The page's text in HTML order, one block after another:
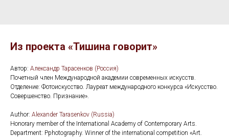
Из проекта «Тишина говорит»
Автор: Александр Тарасенков (Россия)
Почетный член Международной академии современных искусств.
Отделение: Фотоискусство. Лауреат международного конкурса «Искусство.
Совершенство. Признание».
Author: Alexander Tarasenkov (Russia)
Honorary member of the International Academy of Contemporary Arts.
Department: Pphotography. Winner of the international competition «Art.